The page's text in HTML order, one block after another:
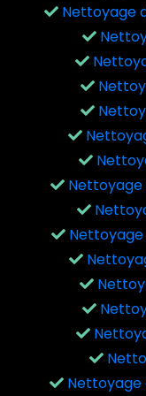
Nettoyage
Nettoyage
Nettoyage